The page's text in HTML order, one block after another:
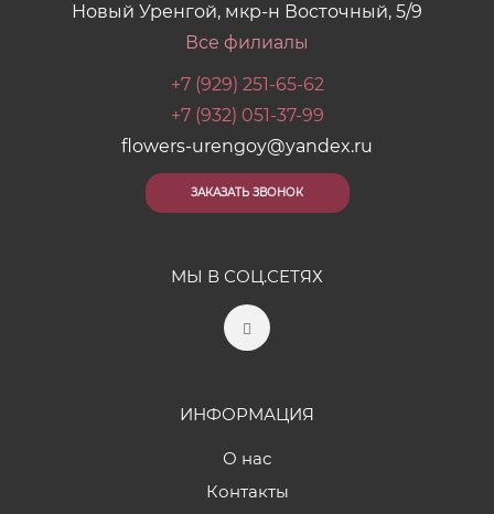
Новый Уренгой, мкр-н Восточный, 5/9
Все филиалы
+7 (929) 251-65-62
+7 (932) 051-37-99
flowers-urengoy@yandex.ru
ЗАКАЗАТЬ ЗВОНОК
МЫ В СОЦ.СЕТЯХ
ИНФОРМАЦИЯ
О нас
Контакты